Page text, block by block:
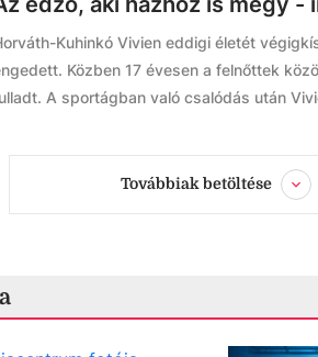
Kuhinkó Vivien eddigi életét
Közben 17 évesen a felnőttek
A sportágban való csalódás után
Továbbiak betöltése